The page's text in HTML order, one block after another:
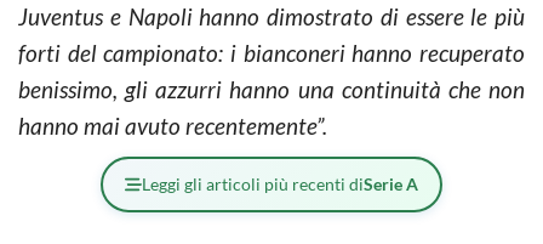
Juventus e Napoli hanno dimostrato di essere le più
forti del campionato: i bianconeri hanno recuperato
benissimo, gli azzurri hanno una continuità che non
hanno mai avuto recentemente”.
Leggi gli articoli più recenti diSerie A